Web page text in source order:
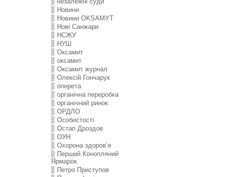
Новини
Новини OKSAMYT
Нові Санжари
НСЖУ
НУШ
Оксамит
оксамит
Оксамит журнал
Олексій Гончарук
оперета
органічна переробка
органічний ринок
ОРДЛО
Особистості
Остап Дроздов
ОУН
Охорона здоров’я
Перший Конопляний
Ярмарок
Петро Приступов